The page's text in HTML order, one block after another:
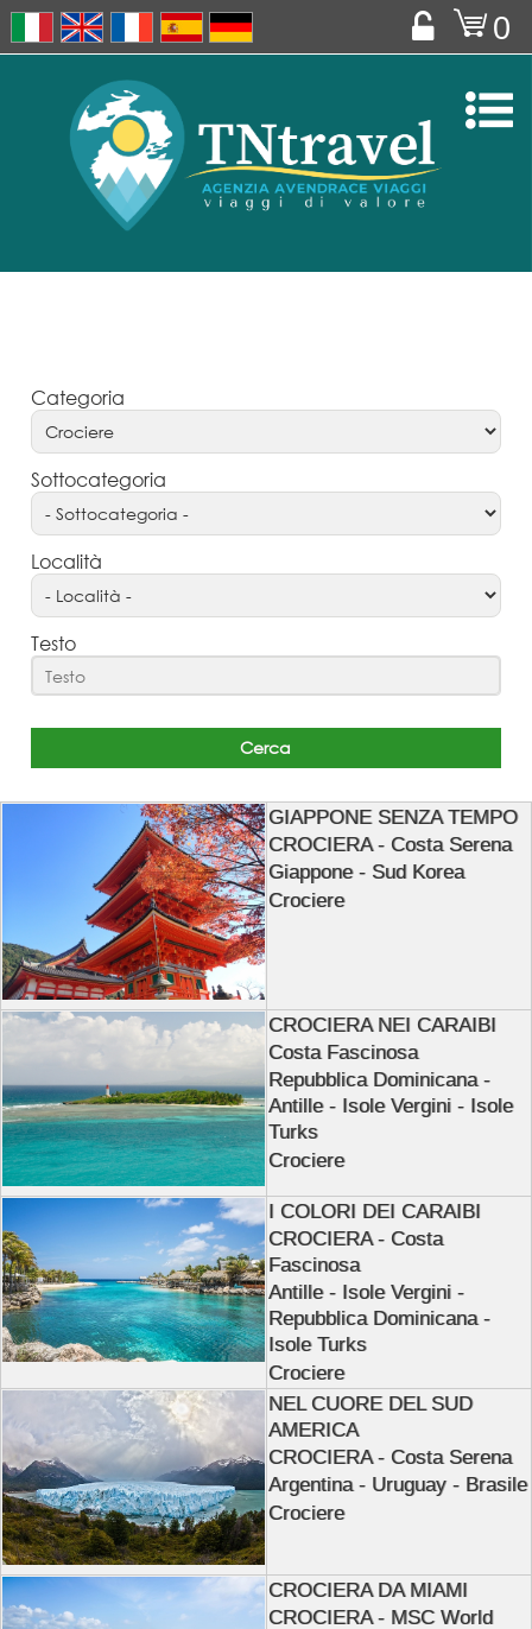
o 0


Categoria
Sottocategoria
Località
Testo
GIAPPONE SENZA TEMPO
CROCIERA - Costa Serena
Giappone - Sud Korea
Crociere
CROCIERA NEI CARAIBI
Costa Fascinosa
Repubblica Dominicana -
Antille - Isole Vergini - Isole
Turks
Crociere
I COLORI DEI CARAIBI
CROCIERA - Costa
Fascinosa
Antille - Isole Vergini -
Repubblica Dominicana -
Isole Turks
Crociere
NEL CUORE DEL SUD
AMERICA
CROCIERA - Costa Serena
Argentina - Uruguay - Brasile
Crociere
CROCIERA DA MIAMI
CROCIERA - MSC World